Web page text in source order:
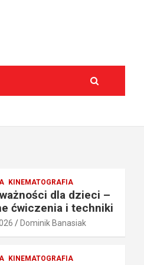
KINEMATOGRAFIA
dla dzieci –
ćwiczenia i techniki
Dominik Banasiak
KINEMATOGRAFIA